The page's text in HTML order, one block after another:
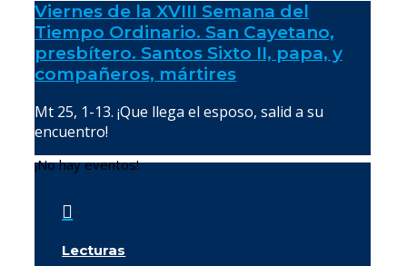
Viernes de la XVIII Semana del
Tiempo Ordinario. San Cayetano,
presbítero. Santos Sixto II, papa, y
compañeros, mártires
Mt 25, 1-13. ¡Que llega el esposo, salid a su
encuentro!
¡No hay eventos!

Lecturas